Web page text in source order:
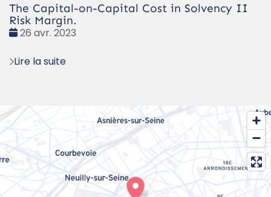
The Capital-on-Capital Cost in Solvency II
Risk Margin.
Date
26 avr. 2023
Lire la suite